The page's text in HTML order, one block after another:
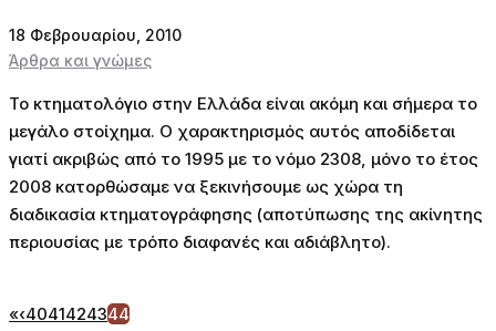
18 Φεβρουαρίου, 2010
Άρθρα και γνώμες
Το κτηματολόγιο στην Ελλάδα είναι ακόμη και σήμερα το
μεγάλο στοίχημα. Ο χαρακτηρισμός αυτός αποδίδεται
γιατί ακριβώς από το 1995 με το νόμο 2308, μόνο το έτος
2008 κατορθώσαμε να ξεκινήσουμε ως χώρα τη
διαδικασία κτηματογράφησης (αποτύπωσης της ακίνητης
περιουσίας με τρόπο διαφανές και αδιάβλητο).
«‹4041424344